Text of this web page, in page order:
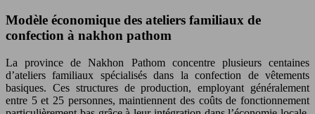
Modèle économique des ateliers familiaux de
confection à nakhon pathom
La province de Nakhon Pathom concentre plusieurs centaines
d’ateliers familiaux spécialisés dans la confection de vêtements
basiques. Ces structures de production, employant généralement
entre 5 et 25 personnes, maintiennent des coûts de fonctionnement